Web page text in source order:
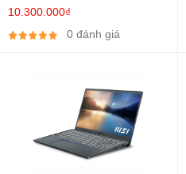
Onboard/ 14 inch
10.300.000₫
0 đánh giá